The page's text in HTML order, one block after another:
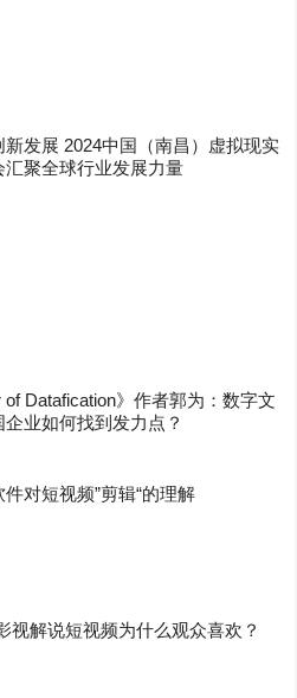
新发展 2024中国（南昌）虚拟现实
汇聚全球行业发展力量
of Datafication》作者郭为：数字文
业如何找到发力点？
对短视频”剪辑“的理解
视解说短视频为什么观众喜欢？